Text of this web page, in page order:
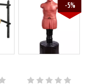
-5%